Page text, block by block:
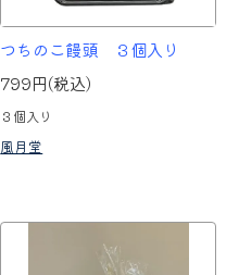
つちのこ饅頭 ３個入り
799円(税込)
３個入り
風月堂